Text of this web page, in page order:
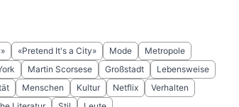
«Pretend It's a City» Mode
Metropole
Martin Scorsese Großstadt
Lebensweise
Menschen Kultur Netflix
Verhalten